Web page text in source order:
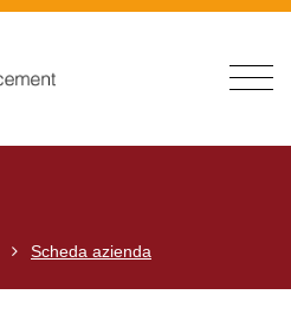
Scheda azienda